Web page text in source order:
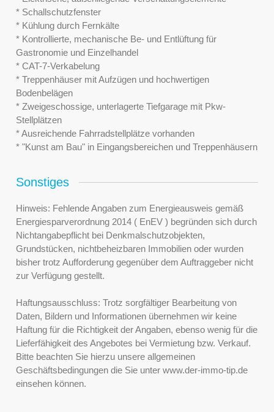
* Schallschutzfenster
* Kühlung durch Fernkälte
* Kontrollierte, mechanische Be- und Entlüftung für
Gastronomie und Einzelhandel
* CAT-7-Verkabelung
* Treppenhäuser mit Aufzügen und hochwertigen
Bodenbelägen
* Zweigeschossige, unterlagerte Tiefgarage mit Pkw-
Stellplätzen
* Ausreichende Fahrradstellplätze vorhanden
* "Kunst am Bau" in Eingangsbereichen und Treppenhäusern
Sonstiges
Hinweis: Fehlende Angaben zum Energieausweis gemäß
Energiesparverordnung 2014 ( EnEV ) begründen sich durch
Nichtangabepflicht bei Denkmalschutzobjekten,
Grundstücken, nichtbeheizbaren Immobilien oder wurden
bisher trotz Aufforderung gegenüber dem Auftraggeber nicht
zur Verfügung gestellt.
Haftungsausschluss: Trotz sorgfältiger Bearbeitung von
Daten, Bildern und Informationen übernehmen wir keine
Haftung für die Richtigkeit der Angaben, ebenso wenig für die
Lieferfähigkeit des Angebotes bei Vermietung bzw. Verkauf.
Bitte beachten Sie hierzu unsere allgemeinen
Geschäftsbedingungen die Sie unter www.der-immo-tip.de
einsehen können.